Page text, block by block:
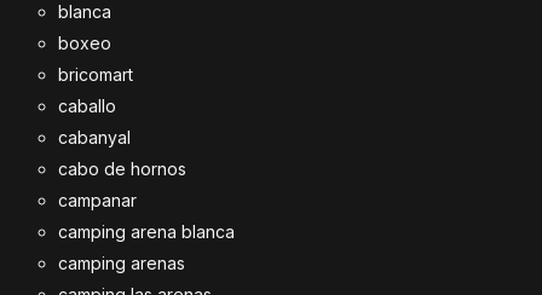
blanca
boxeo
bricomart
caballo
cabanyal
cabo de hornos
campanar
camping arena blanca
camping arenas